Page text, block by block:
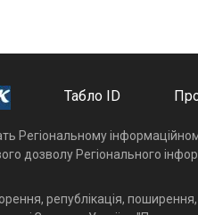
Табло ID
Регіональному
дозволу Регіонального
републікація,